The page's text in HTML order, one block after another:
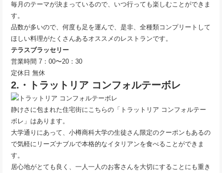
毎月のテーマが決まっているので、いつ行っても楽しむことができま
す。
品数が多いので、何度も足を運んで、是非、全種類コンプリートして
ほしい料理がたくさんあるオススメのレストランです。
テラスブラッセリー
営業時間 7：00〜20：30
定休日 無休
2.・トラットリア コンフォルテーボレ
静けさに包まれた住宅街にこちらの「トラットリア コンフォルテー
ボレ」はあります。
大学通りにあって、小樽商科大学の生徒さん限定のクーポンもあるの
で気軽にリーズナブルで本格的なイタリアンを食べることができま
す。
居心地がとても良く、一人一人のお客さんを大切にすることにも重き